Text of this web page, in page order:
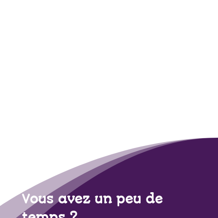
Vous avez un peu de